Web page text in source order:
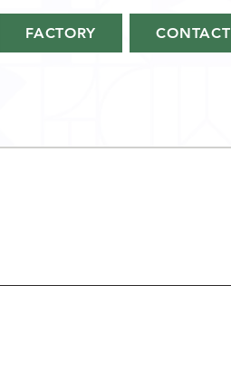
FACTORY CONTACT